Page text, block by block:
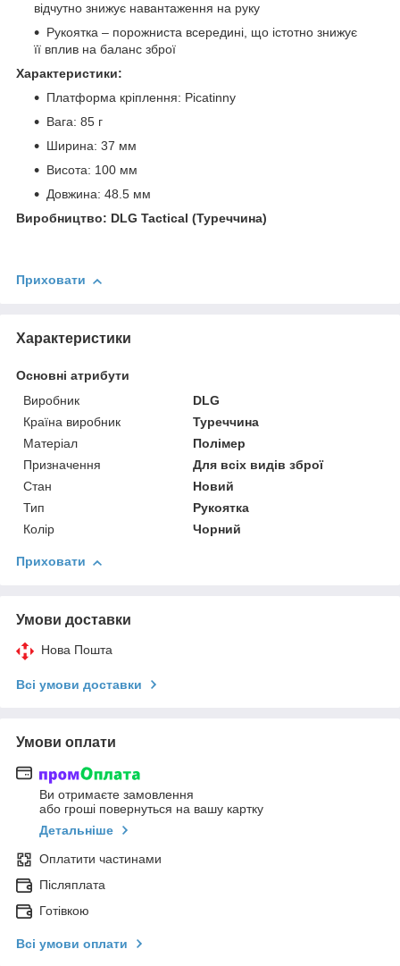
відчутно знижує навантаження на руку
Рукоятка – порожниста всередині, що істотно знижує
її вплив на баланс зброї
Характеристики:
Платформа кріплення: Picatinny
Вага: 85 г
Ширина: 37 мм
Висота: 100 мм
Довжина: 48.5 мм
Виробництво: DLG Tactical (Туреччина)
Приховати
Характеристики
Основні атрибути
Виробник
DLG
Країна виробник
Туреччина
Матеріал
Полімер
Призначення
Для всіх видів зброї
Стан
Новий
Тип
Рукоятка
Колір
Чорний
Приховати
Умови доставки
Нова Пошта
Всі умови доставки
Умови оплати
Ви отримаєте замовлення
або гроші повернуться на вашу картку
Детальніше
Оплатити частинами
Післяплата
Готівкою
Всі умови оплати